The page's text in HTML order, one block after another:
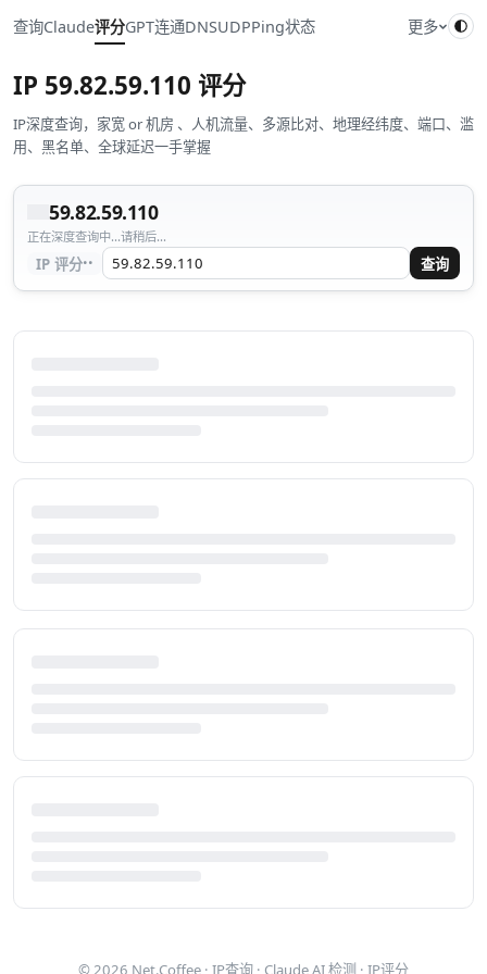
查询Claude评分GPT连通DNSUDPPing状态 更多
IP 59.82.59.110 评分
IP深度查询，家宽 or 机房 、人机流量、多源比对、地理经纬度、端口、滥
用、黑名单、全球延迟一手掌握
59.82.59.110
正在深度查询中...请稍后...
IP 评分·· 查询
© 2026 Net.Coffee · IP查询 · Claude AI 检测 · IP评分